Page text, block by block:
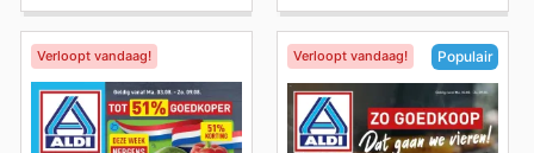
Verloopt vandaag! Verloopt vandaag! Populair